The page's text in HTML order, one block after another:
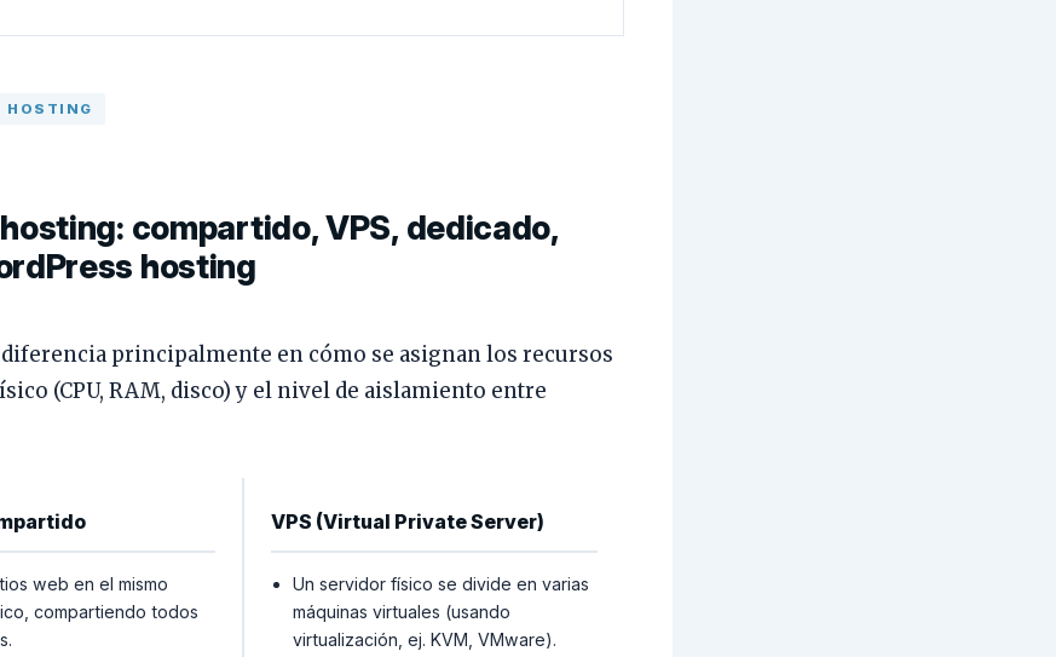
HOSTING
compartido, VPS, dedicado,
hosting
principalmente en cómo se asignan los recursos
(CPU, RAM, disco) y el nivel de aislamiento entre
web en el mismo
compartiendo todos
VPS (Virtual Private Server)
Un servidor físico se divide en varias
máquinas virtuales (usando
virtualización, ej. KVM, VMware).